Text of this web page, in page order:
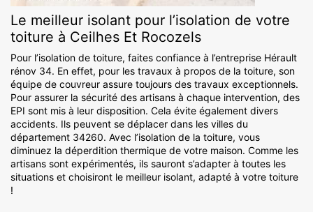
Le meilleur isolant pour l’isolation de votre
toiture à Ceilhes Et Rocozels
Pour l’isolation de toiture, faites confiance à l’entreprise Hérault
rénov 34. En effet, pour les travaux à propos de la toiture, son
équipe de couvreur assure toujours des travaux exceptionnels.
Pour assurer la sécurité des artisans à chaque intervention, des
EPI sont mis à leur disposition. Cela évite également divers
accidents. Ils peuvent se déplacer dans les villes du
département 34260. Avec l’isolation de la toiture, vous
diminuez la déperdition thermique de votre maison. Comme les
artisans sont expérimentés, ils sauront s’adapter à toutes les
situations et choisiront le meilleur isolant, adapté à votre toiture
!